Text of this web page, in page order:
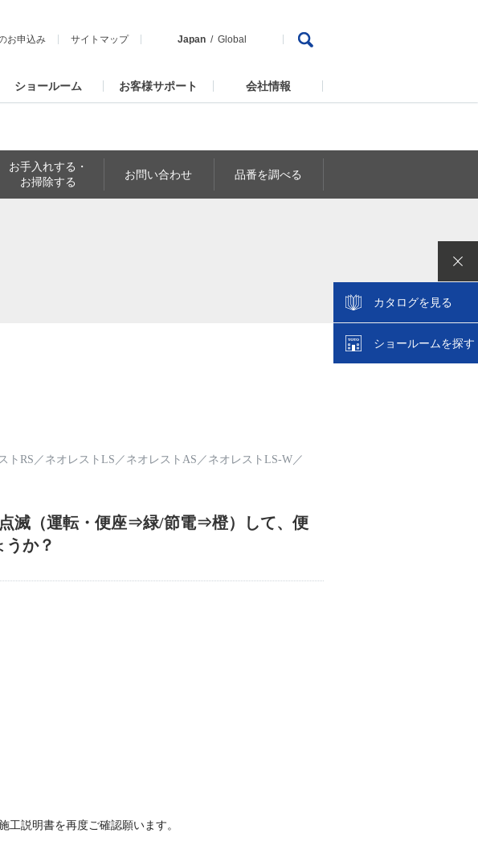
お申込み サイトマップ Japan Global
ショールーム お客様サポート 会社情報
お手入れする・
お掃除する
お問い合わせ 品番を調べる
カタログを見る
ショールームを探す
トRS ／ ネオレストLS ／ ネオレストAS ／ ネオレストLS-W／
滅（運転・便座⇒緑/節電⇒橙）して、便
か？
説明書を再度ご確認願います。